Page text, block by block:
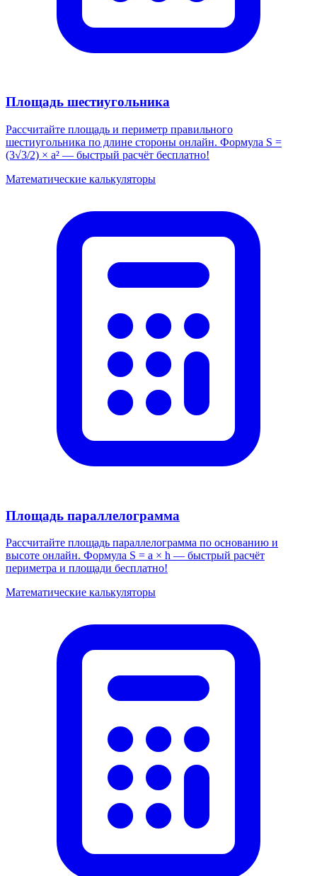
Площадь шестиугольника
Рассчитайте площадь и периметр правильного
шестиугольника по длине стороны онлайн. Формула S =
(3√3/2) × a² — быстрый расчёт бесплатно!
Математические калькуляторы
Площадь параллелограмма
Рассчитайте площадь параллелограмма по основанию и
высоте онлайн. Формула S = a × h — быстрый расчёт
периметра и площади бесплатно!
Математические калькуляторы